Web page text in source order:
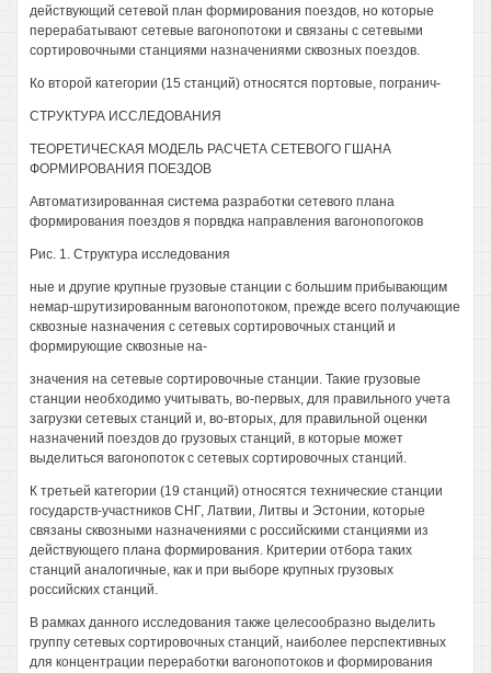
действующий сетевой план формирования поездов, но которые
перерабатывают сетевые вагонопотоки и связаны с сетевыми
сортировочными станциями назначениями сквозных поездов.
Ко второй категории (15 станций) относятся портовые, погранич-
СТРУКТУРА ИССЛЕДОВАНИЯ
ТЕОРЕТИЧЕСКАЯ МОДЕЛЬ РАСЧЕТА СЕТЕВОГО ГШАНА
ФОРМИРОВАНИЯ ПОЕЗДОВ
Автоматизированная система разработки сетевого плана
формирования поездов я порвдка направления вагонопогоков
Рис. 1. Структура исследования
ные и другие крупные грузовые станции с большим прибывающим
немар-шрутизированным вагонопотоком, прежде всего получающие
сквозные назначения с сетевых сортировочных станций и
формирующие сквозные на-
значения на сетевые сортировочные станции. Такие грузовые
станции необходимо учитывать, во-первых, для правильного учета
загрузки сетевых станций и, во-вторых, для правильной оценки
назначений поездов до грузовых станций, в которые может
выделиться вагонопоток с сетевых сортировочных станций.
К третьей категории (19 станций) относятся технические станции
государств-участников СНГ, Латвии, Литвы и Эстонии, которые
связаны сквозными назначениями с российскими станциями из
действующего плана формирования. Критерии отбора таких
станций аналогичные, как и при выборе крупных грузовых
российских станций.
В рамках данного исследования также целесообразно выделить
группу сетевых сортировочных станций, наиболее перспективных
для концентрации переработки вагонопотоков и формирования